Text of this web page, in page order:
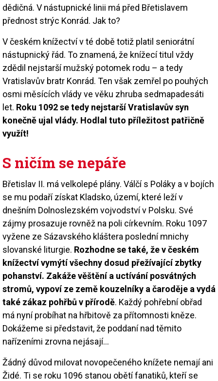
dědičná. V nástupnické linii má před Břetislavem
přednost strýc Konrád. Jak to?
V českém knížectví v té době totiž platil seniorátní
nástupnický řád. To znamená, že knížecí titul vždy
zdědil nejstarší mužský potomek rodu – a tedy
Vratislavův bratr Konrád. Ten však zemřel po pouhých
osmi měsících vlády ve věku zhruba sedmapadesáti
let. Roku 1092 se tedy nejstarší Vratislavův syn
konečně ujal vlády. Hodlal tuto příležitost patřičně
využít!
S ničím se nepáře
Břetislav II. má velkolepé plány. Válčí s Poláky a v bojích
se mu podaří získat Kladsko, území, které leží v
dnešním Dolnoslezském vojvodství v Polsku. Své
zájmy prosazuje rovněž na poli církevním. Roku 1097
vyžene ze Sázavského kláštera poslední mnichy
slovanské liturgie. Rozhodne se také, že v českém
knížectví vymýtí všechny dosud přežívající zbytky
pohanství. Zakáže věštění a uctívání posvátných
stromů, vypoví ze země kouzelníky a čaroděje a vydá
také zákaz pohřbů v přírodě. Každý pohřební obřad
má nyní probíhat na hřbitově za přítomnosti kněze.
Dokážeme si představit, že poddaní nad těmito
nařízeními zrovna nejásají...
Žádný důvod milovat novopečeného knížete nemají ani
Židé. Ti se roku 1096 stanou obětí fanatiků, kteří se